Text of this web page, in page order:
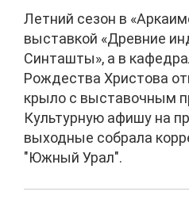
Летний сезон в
выставкой «Древние
Синташты», а в
Рождества Христова
крыло с выставочным
Культурную афишу на
выходные собрала
"Южный Урал".